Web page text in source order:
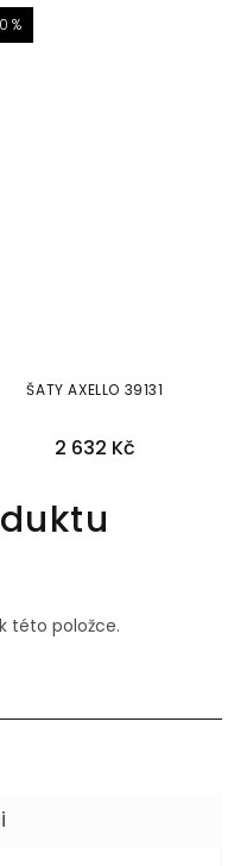
%
ŠATY AXELLO 39131
2 632 Kč
této položce.